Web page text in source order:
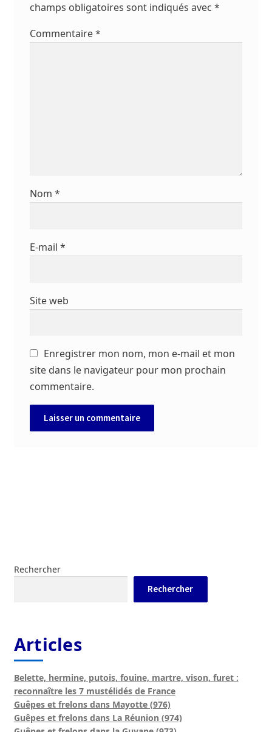
champs obligatoires sont indiqués avec *
Commentaire*
Nom *
E-mail *
Site web
Enregistrer mon nom, mon e-mail et mon
site dans le navigateur pour mon prochain
commentaire.
Rechercher
Rechercher
Articles
Belette, hermine, putois, fouine, martre, vison, furet :
reconnaître les 7 mustélidés de France
Guêpes et frelons dans Mayotte (976)
Guêpes et frelons dans La Réunion (974)